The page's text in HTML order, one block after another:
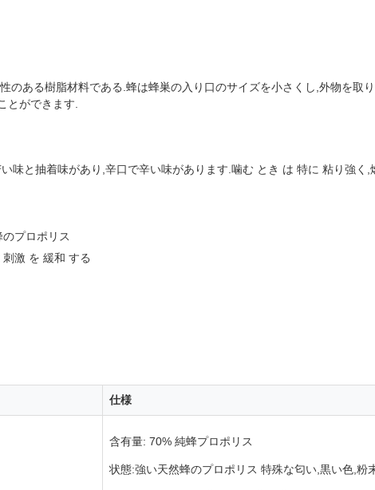
のある樹脂材料である.蜂は蜂巣の入り口のサイズを小さくし,外物を取
とができます.
味と抽着味があり,辛口で辛い味があります.噛む とき は 特に 粘り強
プロポリス
激 を 緩和 する
仕様
含有量: 70% 純蜂プロポリス
状態:強い天然蜂のプロポリス 特殊な匂い,黒い色,粉